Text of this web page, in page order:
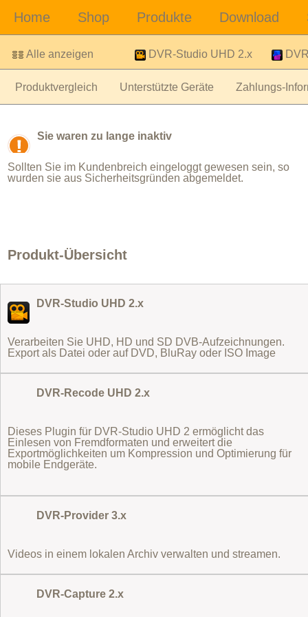
Alle anzeigen DVR-Studio UHD 2.x
Produktvergleich Unterstützte Geräte Zahlungs-
Sie waren zu lange inaktiv
Sollten Sie im Kundenbreich eingeloggt gewesen sein, so
wurden sie aus Sicherheitsgründen abgemeldet.
Produkt-Übersicht
DVR-Studio UHD 2.x
Verarbeiten Sie UHD, HD und SD DVB-Aufzeichnungen.
Export als Datei oder auf DVD, BluRay oder ISO Image
DVR-Recode UHD 2.x
Dieses Plugin für DVR-Studio UHD 2 ermöglicht das
Einlesen von Fremdformaten und erweitert die
Exportmöglichkeiten um Kompression und Optimierung für
mobile Endgeräte.
DVR-Provider 3.x
Videos in einem lokalen Archiv verwalten und streamen.
DVR-Capture 2.x